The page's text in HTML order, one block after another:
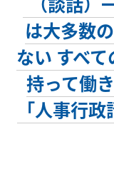
は大多数
ない すべ
持って働
「人事行